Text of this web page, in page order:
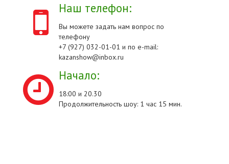
Наш телефон:
Вы можете задать нам вопрос по
телефону
+7 (927) 032-01-01 и по e-mail:
kazanshow@inbox.ru
Начало:
18:00 и 20.30
Продолжительность шоу: 1 час 15 мин.